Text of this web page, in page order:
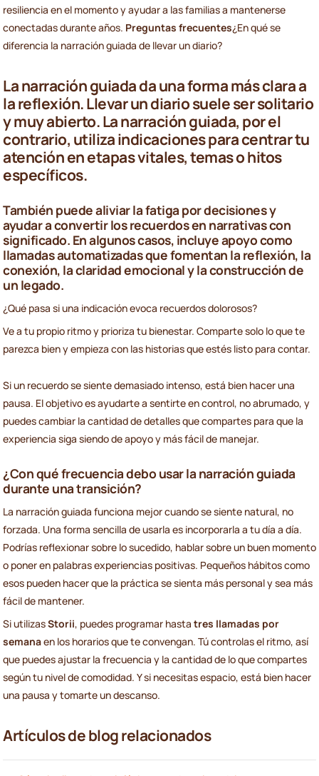
resiliencia en el momento y ayudar a las familias a mantenerse
conectadas durante años. Preguntas frecuentes¿En qué se
diferencia la narración guiada de llevar un diario?
La narración guiada da una forma más clara a
la reflexión. Llevar un diario suele ser solitario
y muy abierto. La narración guiada, por el
contrario, utiliza indicaciones para centrar tu
atención en etapas vitales, temas o hitos
específicos.
También puede aliviar la fatiga por decisiones y
ayudar a convertir los recuerdos en narrativas con
significado. En algunos casos, incluye apoyo como
llamadas automatizadas que fomentan la reflexión, la
conexión, la claridad emocional y la construcción de
un legado.
¿Qué pasa si una indicación evoca recuerdos dolorosos?
Ve a tu propio ritmo y prioriza tu bienestar. Comparte solo lo que te
parezca bien y empieza con las historias que estés listo para contar.
Si un recuerdo se siente demasiado intenso, está bien hacer una
pausa. El objetivo es ayudarte a sentirte en control, no abrumado, y
puedes cambiar la cantidad de detalles que compartes para que la
experiencia siga siendo de apoyo y más fácil de manejar.
¿Con qué frecuencia debo usar la narración guiada
durante una transición?
La narración guiada funciona mejor cuando se siente natural, no
forzada. Una forma sencilla de usarla es incorporarla a tu día a día.
Podrías reflexionar sobre lo sucedido, hablar sobre un buen momento
o poner en palabras experiencias positivas. Pequeños hábitos como
esos pueden hacer que la práctica se sienta más personal y sea más
fácil de mantener.
Si utilizasStorii, puedes programar hasta tres llamadas por
semanaen los horarios que te convengan. Tú controlas el ritmo, así
que puedes ajustar la frecuencia y la cantidad de lo que compartes
según tu nivel de comodidad. Y si necesitas espacio, está bien hacer
una pausa y tomarte un descanso.
Artículos de blog relacionados